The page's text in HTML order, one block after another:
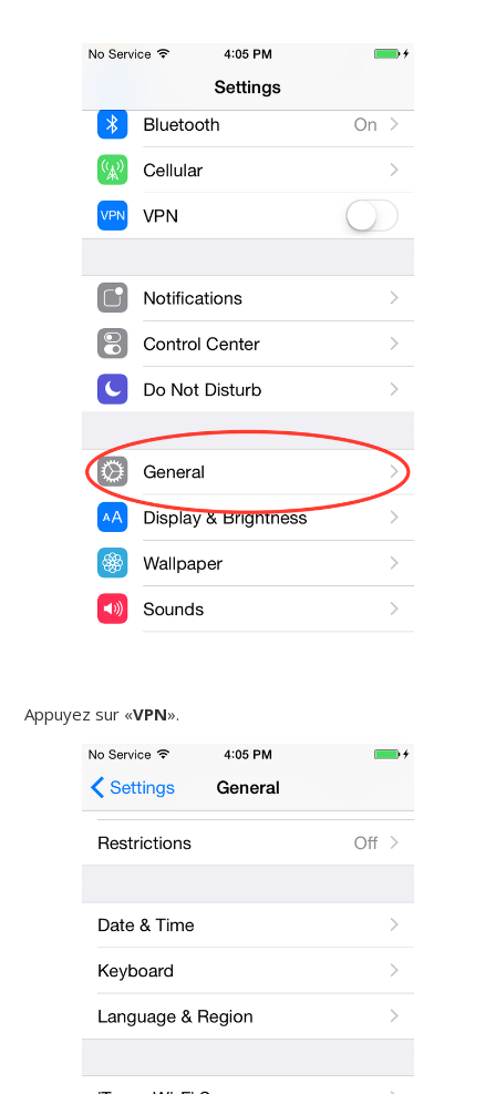
Appuyez sur «VPN».